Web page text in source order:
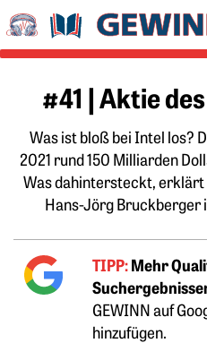
Springe zu:
#41 | Aktie
Was ist bloß bei Intel los?
2021 rund 150 Milliarden
Was dahintersteckt,
Hans-Jörg Bruckberger
TIPP:Mehr
GEWINN auf
hinzufügen.